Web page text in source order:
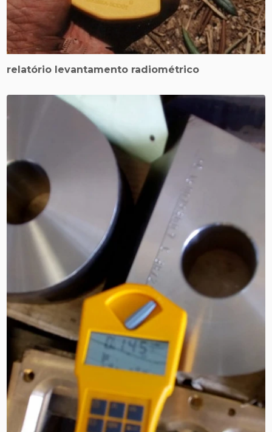
relatório levantamento radiométrico